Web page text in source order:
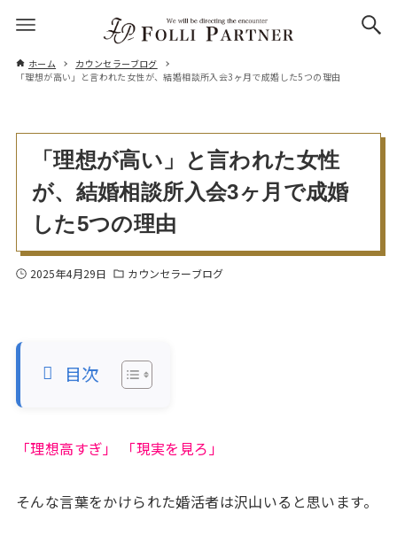
ホーム
カウンセラーブログ
「理想が高い」と言われた女性が、結婚相談所入会3ヶ月で成婚した5つの理由
「理想が高い」と言われた女性
が、結婚相談所入会3ヶ月で成婚
した5つの理由
2025年4月29日 カウンセラーブログ
目次
「理想高すぎ」 「現実を見ろ」
そんな言葉をかけられた婚活者は沢山いると思います。